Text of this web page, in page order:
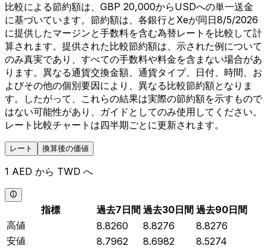
比較による節約額は、GBP 20,000からUSDへの単一送金
に基づいています。節約額は、各銀行とXeが同日8/5/2026
に提供したマージンと手数料を含む為替レートを比較して計
算されます。提供された比較節約額は、示された例について
のみ真実であり、すべての手数料や料金を含まない場合があ
ります。異なる通貨交換金額、通貨タイプ、日付、時間、お
よびその他の個別要因により、異なる比較節約額となりま
す。したがって、これらの結果は実際の節約額を示すもので
はない可能性があり、ガイドとしてのみ使用してください。
レート比較チャートは四半期ごとに更新されます。
レート 換算後の価値
1 AED から TWD へ
指標 過去7日間 過去30日間 過去90日間
高値
8.8260 8.8276
8.8276
安値
8.7962 8.6982
8.5274